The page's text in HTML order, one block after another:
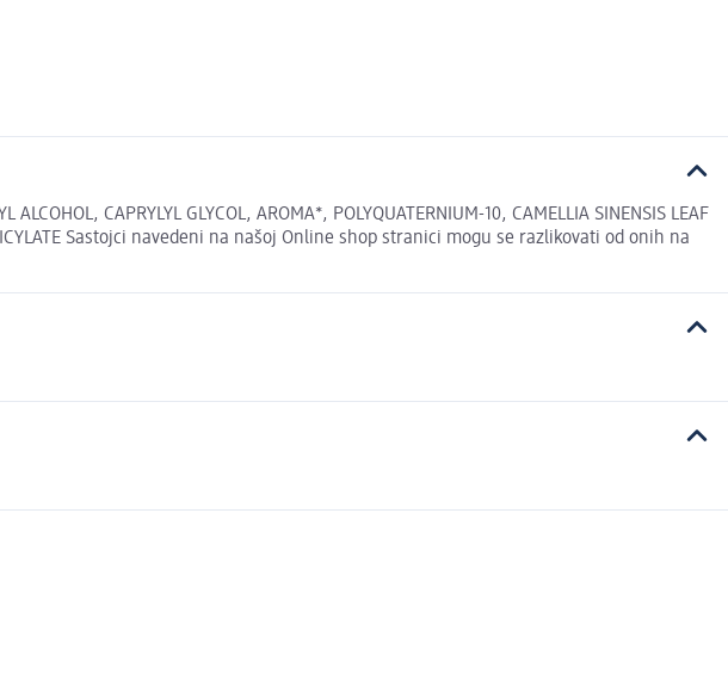
CAPRYLYL GLYCOL, AROMA*, POLYQUATERNIUM-10, CAMELLIA SINENSIS LEAF
Sastojci navedeni na našoj Online shop stranici mogu se razlikovati od onih na